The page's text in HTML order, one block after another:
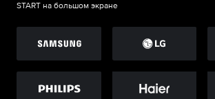
START на большом экране